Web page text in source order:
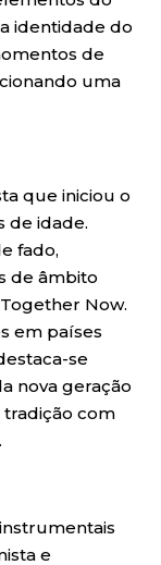
identidade do
de
uma
que iniciou o
de idade.
fado,
de âmbito
Now.
em países
se
nova geração
com
e